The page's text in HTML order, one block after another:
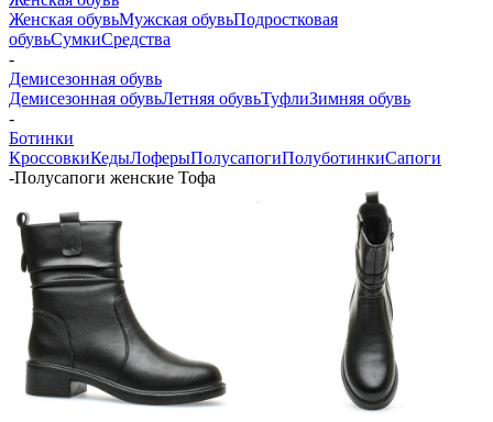
Женская обувьМужская обувьПодростковая
обувьСумкиСредства
-
Демисезонная обувь
Демисезонная обувьЛетняя обувьТуфлиЗимняя обувь
-
Ботинки
КроссовкиКедыЛоферыПолусапогиПолуботинкиСапоги
-Полусапоги женские Тофа